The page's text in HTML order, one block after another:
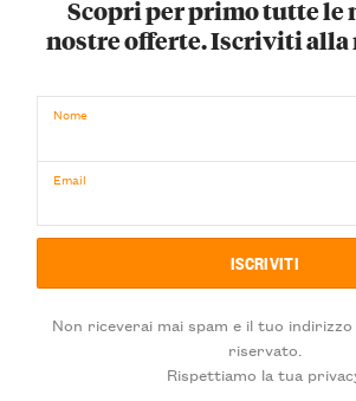
Scopri per primo tutte le
nostre offerte. Iscriviti
Nome
Email
Non riceverai mai spam e il tuo
riservato.
Rispettiamo la tua